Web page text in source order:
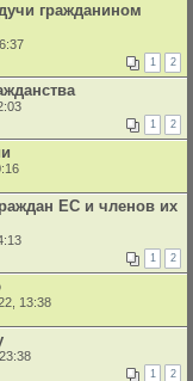
гражданином
1 2
1 2
ЕС и членов их
1 2
13:38
1 2